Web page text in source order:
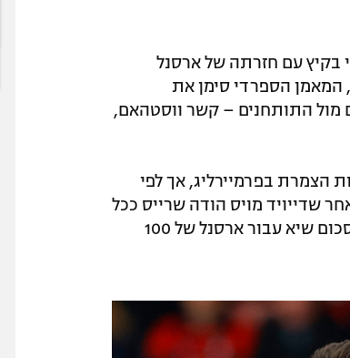
בקיץ עם חזרתה של ארסנל
הותיק, המאמן הספרדי סימן את
מול התותחנים – קשר ווסטהאם,
הצמרת בפרמיירליג, אך לפי
שדייויד מויס הודה שרייס ככל
הנראה יעזוב בקיץ, השחקן ממזרח לונדון צפוי להצטרף תמורת סכום שיא עבור ארסנל של 100